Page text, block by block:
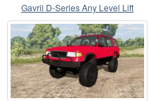
Gavril D-Series Any Level Lift